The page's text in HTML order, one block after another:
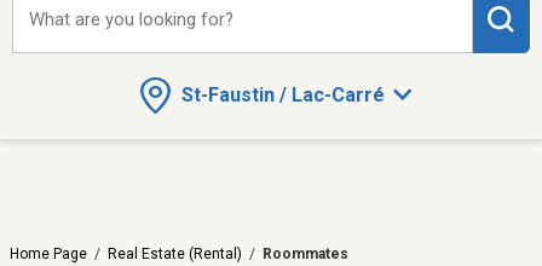
St-Faustin / Lac-Carré
What are you looking for?
Home Page / Real Estate (Rental) / Roommates